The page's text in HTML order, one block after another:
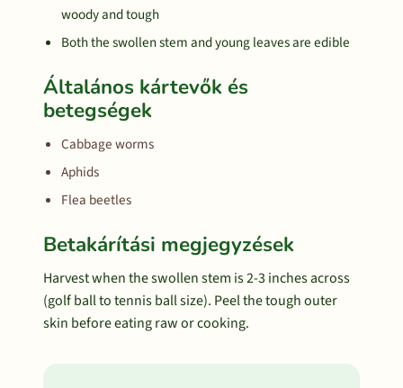
woody and tough
Both the swollen stem and young leaves are edible
Általános kártevők és
betegségek
Cabbage worms
Aphids
Flea beetles
Betakárítási megjegyzések
Harvest when the swollen stem is 2-3 inches across
(golf ball to tennis ball size). Peel the tough outer
skin before eating raw or cooking.